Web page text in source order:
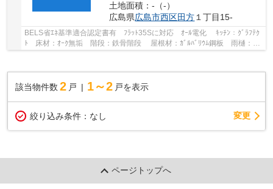
土地面積：-（-）
広島県広島市西区田方１丁目15-
BELS省ｴﾈ基準適合認定書有 ﾌﾗｯﾄ35Sに対応 ｵｰﾙ電化 ｷｯﾁﾝ：ｸﾞﾗﾌﾃｸ
ﾄ 床材：ｵｰｸ無垢 階段：鉄骨階段 屋根材：ｶﾞﾙﾊﾞﾘｳﾑ鋼板 雨樋：ｶﾞ
該当物件数 2 戸 1～2 戸を表示
絞り込み条件： なし 変更
ページトップへ